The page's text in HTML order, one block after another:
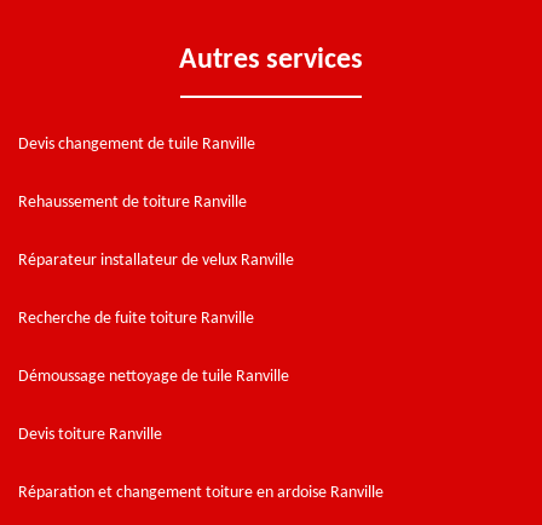
Autres services
Devis changement de tuile Ranville
Rehaussement de toiture Ranville
Réparateur installateur de velux Ranville
Recherche de fuite toiture Ranville
Démoussage nettoyage de tuile Ranville
Devis toiture Ranville
Réparation et changement toiture en ardoise Ranville